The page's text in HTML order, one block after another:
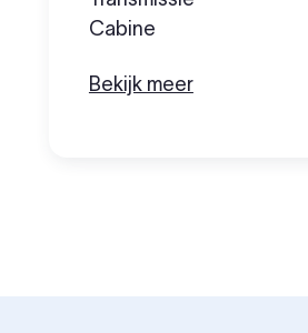
Cabine
Bekijk meer